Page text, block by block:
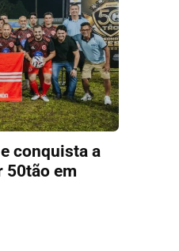
conquista a
50tão em